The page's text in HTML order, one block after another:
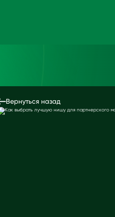
Вернуться назад